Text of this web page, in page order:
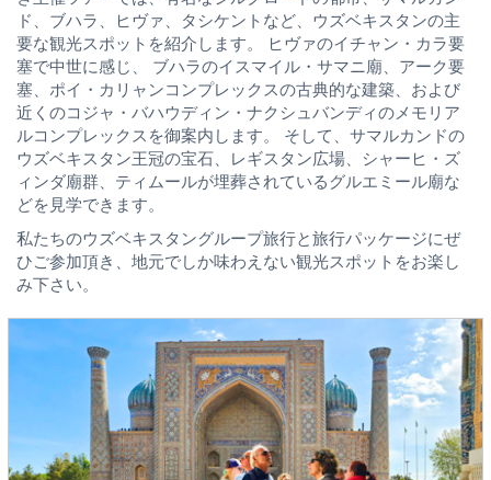
ド、ブハラ、ヒヴァ、タシケントなど、ウズベキスタンの主
要な観光スポットを紹介します。 ヒヴァのイチャン・カラ要
塞で中世に感じ、 ブハラのイスマイル・サマニ廟、アーク要
塞、ポイ・カリャンコンプレックスの古典的な建築、および
近くのコジャ・バハウディン・ナクシュバンディのメモリア
ルコンプレックスを御案内します。 そして、サマルカンドの
ウズベキスタン王冠の宝石、レギスタン広場、シャーヒ・ズ
ィンダ廟群、ティムールが埋葬されているグルエミール廟な
どを見学できます。
私たちのウズベキスタングループ旅行と旅行パッケージにぜ
ひご参加頂き、地元でしか味わえない観光スポットをお楽し
み下さい。